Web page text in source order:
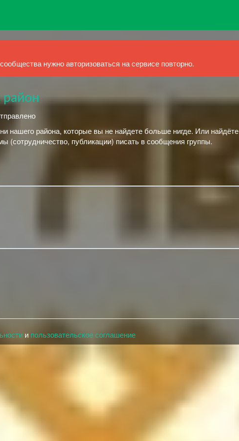
нужно авторизоваться на сервисе повторно.
нашего района, которые вы не найдете больше нигде. Или найдёте
(сотрудничество, публикации) писать в сообщения группы.
и пользовательское соглашение